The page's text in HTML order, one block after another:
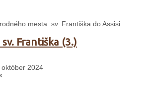
mesta sv. Františka do Assisi.
Františka (3.)
2024